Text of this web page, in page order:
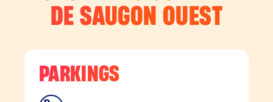
DE SAUGON OUEST
PARKINGS